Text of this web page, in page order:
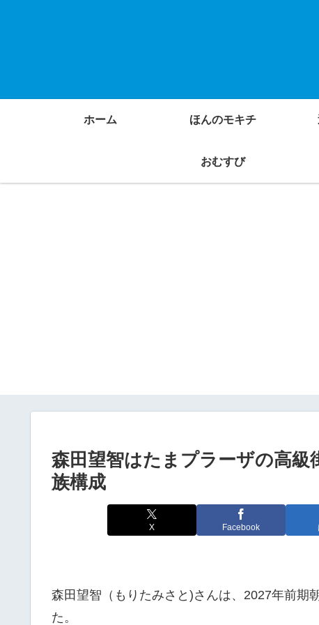
ホーム ほんのモキチ
おむすび
森田望智はたまプラーザの高級
族構成
X Facebook
森田望智（もりたみさと)さんは、2027年前期
た。